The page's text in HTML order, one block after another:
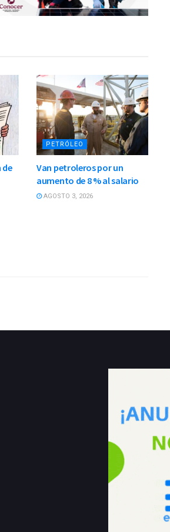
de
PETRÓLEO
Van petroleros por un
aumento de 8 % al salario
AGOSTO 3, 2026